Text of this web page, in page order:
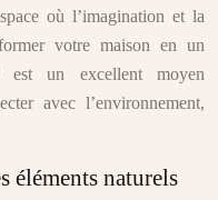
où l’imagination et la
votre maison en un
est un excellent moyen
avec l’environnement,
éléments naturels